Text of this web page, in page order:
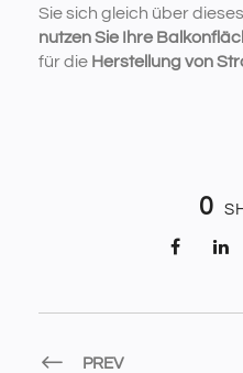
Sie sich gleich über
nutzen Sie Ihre
für die Herstellung von
0
PREV